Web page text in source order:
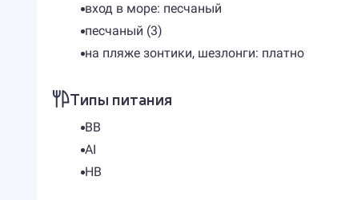
вход в море: песчаный
песчаный (3)
на пляже зонтики, шезлонги: платно
Типы питания
BB
AI
HB